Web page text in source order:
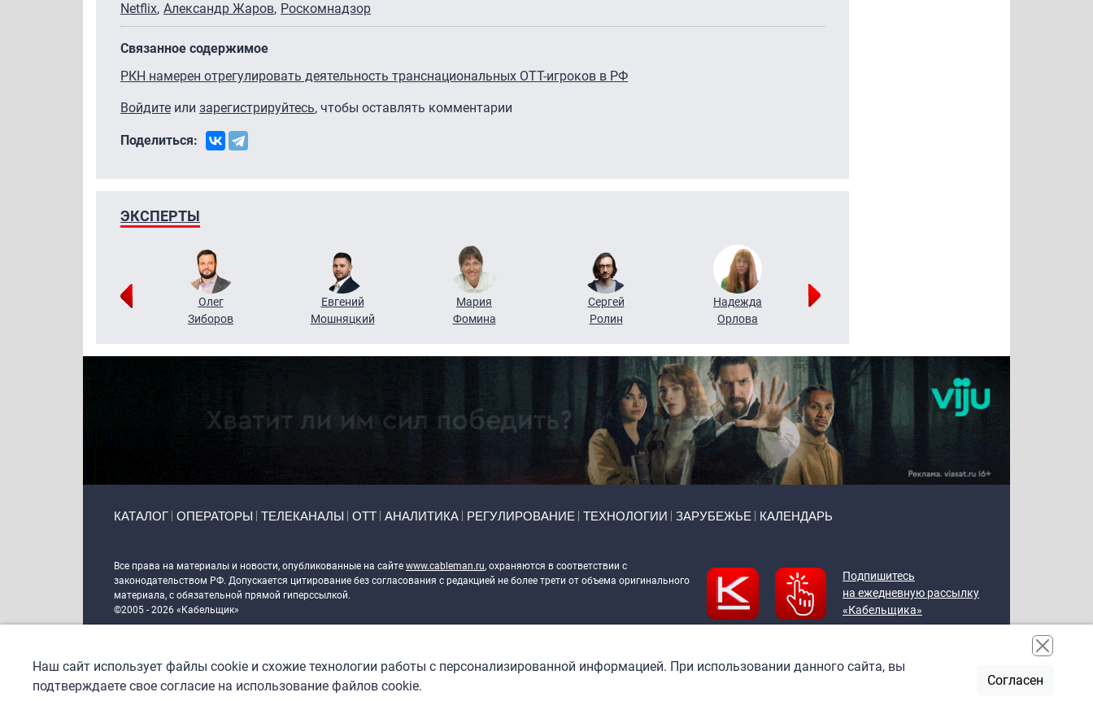
Netflix Александр Жаров Роскомнадзор
Связанное содержимое
РКН намерен отрегулировать деятельность транснациональных ОТТ-игроков в РФ
Войдите или зарегистрируйтесь, чтобы оставлять комментарии
Поделиться:
ЭКСПЕРТЫ
Олег
Зиборов
Евгений
Мошняцкий
Мария
Фомина
Сергей
Ролин
Надежда
Орлова
КАТАЛОГ ОПЕРАТОРЫ ТЕЛЕКАНАЛЫ ОТТ АНАЛИТИКА РЕГУЛИРОВАНИЕ ТЕХНОЛОГИИ ЗАРУБЕЖЬЕ КАЛЕНДАРЬ
Все права на материалы и новости, опубликованные на сайте www.cableman.ru, охраняются в соответствии с
законодательством РФ. Допускается цитирование без согласования с редакцией не более трети от объема оригинального
материала, с обязательной прямой гиперссылкой.
©2005 - 2026 «Кабельщик»
DrupalCoder — поддержка сайта c 2017 года
Подпишитесь
на ежедневную рассылку
«Кабельщика»
Наш сайт использует файлы cookie и схожие технологии работы с персонализированной информацией. При использовании данного сайта, вы
подтверждаете свое согласие на использование файлов cookie.
Согласен